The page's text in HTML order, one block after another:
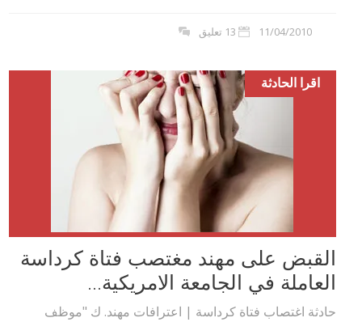
11/04/2010 13 تعليق
اقرا الحادثة
القبض على مهند مغتصب فتاة كرداسة
العاملة في الجامعة الامريكية...
حادثة اغتصاب فتاة كرداسة | اعترافات مهند. ك "موظف